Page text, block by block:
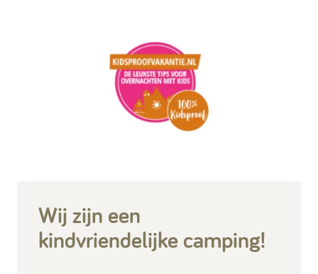
Wij zijn een
kindvriendelijke camping!